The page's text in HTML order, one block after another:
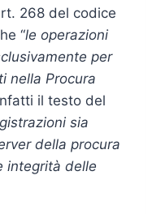
268 del codice
“le operazioni
per
nella Procura
il testo del
sia
della procura
integrità delle